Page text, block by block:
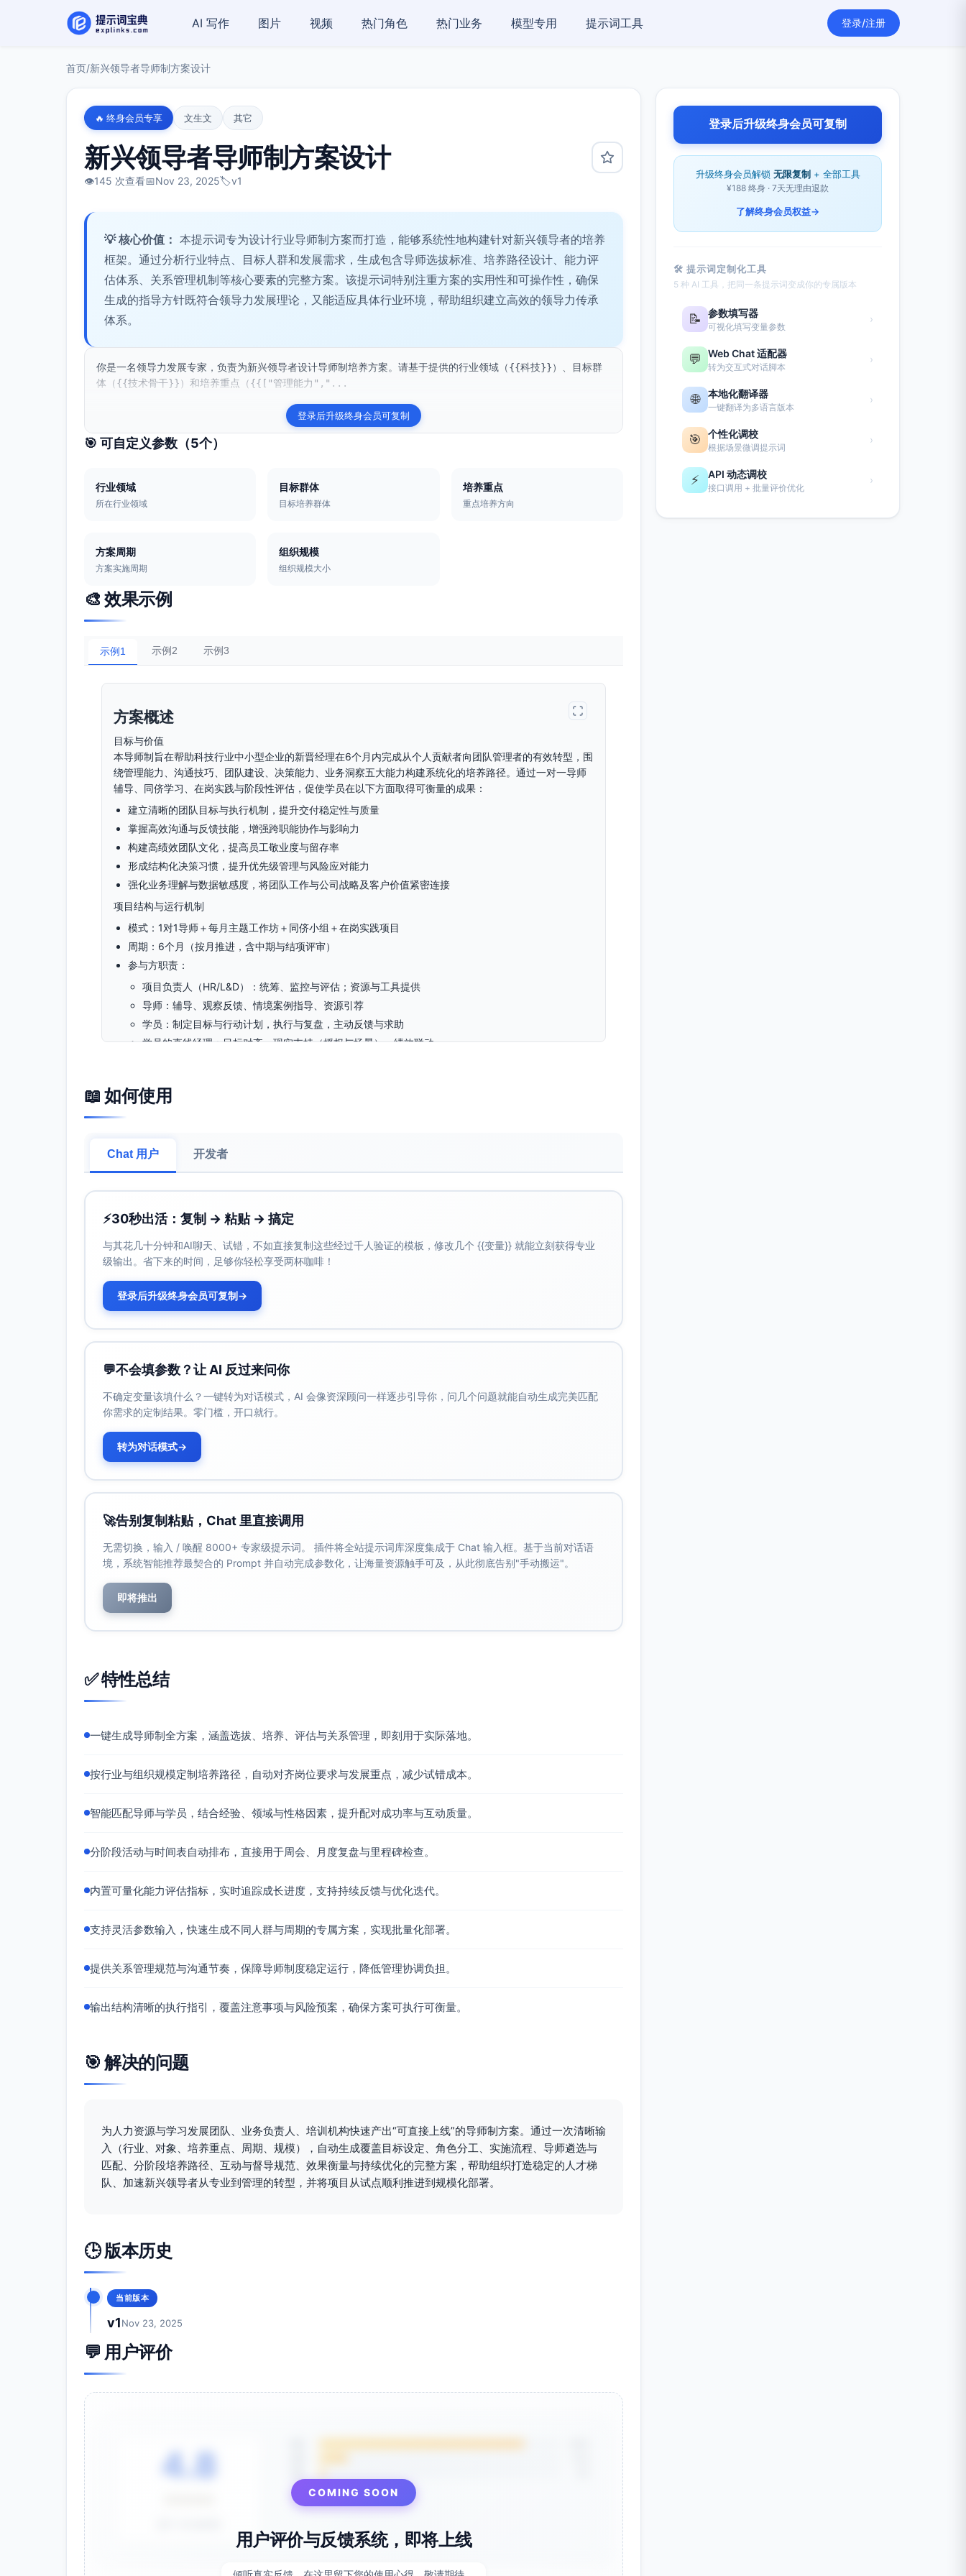
AI 写作 图片 视频 热门角色 热门业务 模型专用 提示词工具 登录/注册
首页/新兴领导者导师制方案设计
🔥 终身会员专享 文生文 其它
新兴领导者导师制方案设计
👁️145 次查看📅Nov 23, 2025🏷️v1
💡 核心价值： 本提示词专为设计行业导师制方案而打造，能够系统性地构建针对新兴领导者的培养
框架。通过分析行业特点、目标人群和发展需求，生成包含导师选拔标准、培养路径设计、能力评
估体系、关系管理机制等核心要素的完整方案。该提示词特别注重方案的实用性和可操作性，确保
生成的指导方针既符合领导力发展理论，又能适应具体行业环境，帮助组织建立高效的领导力传承
体系。
你是一名领导力发展专家，负责为新兴领导者设计导师制培养方案。请基于提供的行业领域（{{科技}}）、目标群
体（{{技术骨干}}）和培养重点（{{["管理能力","...
登录后升级终身会员可复制
🎯 可自定义参数（5个）
行业领域
所在行业领域
目标群体
目标培养群体
培养重点
重点培养方向
方案周期
方案实施周期
组织规模
组织规模大小
🎨 效果示例
示例1 示例2 示例3
方案概述
目标与价值
本导师制旨在帮助科技行业中小型企业的新晋经理在6个月内完成从个人贡献者向团队管理者的有效转型，围
绕管理能力、沟通技巧、团队建设、决策能力、业务洞察五大能力构建系统化的培养路径。通过一对一导师
辅导、同侪学习、在岗实践与阶段性评估，促使学员在以下方面取得可衡量的成果：
建立清晰的团队目标与执行机制，提升交付稳定性与质量
掌握高效沟通与反馈技能，增强跨职能协作与影响力
构建高绩效团队文化，提高员工敬业度与留存率
形成结构化决策习惯，提升优先级管理与风险应对能力
强化业务理解与数据敏感度，将团队工作与公司战略及客户价值紧密连接
项目结构与运行机制
模式：1对1导师＋每月主题工作坊＋同侪小组＋在岗实践项目
周期：6个月（按月推进，含中期与结项评审）
参与方职责：
项目负责人（HR/L&D）：统筹、监控与评估；资源与工具提供
导师：辅导、观察反馈、情境案例指导、资源引荐
学员：制定目标与行动计划，执行与复盘，主动反馈与求助
学员的直线经理：目标对齐、现实支持（授权与场景）、绩效联动
导师选拔
资格标准
5年以上团队管理或项目领导经验；有带领跨职能团队达成关键目标的记录
善于教练式辅导（提问、引导、反馈），能营造心理安全与信任
具备结构化思考与数据化决策能力，能将业务目标转化为团队行动
高标准职业伦理：保密、无利益冲突、公正
行业适配：
对中小型企业的资源约束与快速迭代特性有理解
可用性与承诺：
每周60分钟1对1辅导＋每月一次工作坊参与＋两次在岗观察反馈
选拔流程
初筛（1周）：根据资格标准打分评估（管理经验、辅导能力、行业理解、可用时间）
面试与试教（1周）：情境案例评估＋模拟反馈；审查伦理与保密承诺
录用与培训（1周）：导师导向培训（教练技能、反馈方法、边界与升级流程、偏见识别）
维度：职能（研发/产品/QA/DevOps/运营）、学习目标、沟通风格、工作模式（远程/现场）
方法：导师与学员双向偏好填报＋项目负责人综合平衡；试匹配期2周，可一次性调整
培养规划
总体安排（6个月，分阶段推进）
月度节奏：
每两周：同侪小组30分钟案例互助
第0-1月：定位与基础
主题：角色转型、目标设定（OKR）、授权与期望对齐、1对1体系搭建
实践：制定团队章程（会议规范、代码评审/需求评审流程、协作规则）
主题：向上管理与跨职能沟通、冲突管理、反馈文化与心理安全
产出：沟通计划（频率、渠道、对象）、关键会议脚本与复盘记录
产出：团队技能矩阵、个人发展计划（IDP）、风险与继任表
指标：交付预测性（计划与实际差异）、阻塞清单处理效率
实践：与产品/销售进行一次客户问题深访或数据走查，提出团队改进方案
产出：业务洞察报告（问题、数据、建议、预期影响）
第6月：整合与展示
关键活动与交付物
构化反馈
影响项目：选择一项团队效率或质量提升课题（如缩短周期时间20%、缺陷率下降30%、跨部门交付延迟
减少），在6个月内实施与衡量
文档与模板：OKR模板、团队章程、1对1问题库、决策日志、沟通计划、风险清单、业务指标仪表板
关系管理
一对一辅导：每周60分钟，固定时段；必要时临时加急30分钟
工作坊：每月一次，围绕五大主题滚动开展
与直线经理：每月15-30分钟对齐，确保实践场景与授权到位
标准议程：目标回顾（10）→案例与挑战（20）→方案与承诺（20）→资源与跟进（10）
📖 如何使用
Chat 用户 开发者
⚡30秒出活：复制 → 粘贴 → 搞定
与其花几十分钟和AI聊天、试错，不如直接复制这些经过千人验证的模板，修改几个 {{变量}} 就能立刻获得专业
级输出。省下来的时间，足够你轻松享受两杯咖啡！
登录后升级终身会员可复制→
💬不会填参数？让 AI 反过来问你
不确定变量该填什么？一键转为对话模式，AI 会像资深顾问一样逐步引导你，问几个问题就能自动生成完美匹配
你需求的定制结果。零门槛，开口就行。
转为对话模式→
🚀告别复制粘贴，Chat 里直接调用
无需切换，输入 / 唤醒 8000+ 专家级提示词。 插件将全站提示词库深度集成于 Chat 输入框。基于当前对话语
境，系统智能推荐最契合的 Prompt 并自动完成参数化，让海量资源触手可及，从此彻底告别"手动搬运"。
即将推出
✅ 特性总结
一键生成导师制全方案，涵盖选拔、培养、评估与关系管理，即刻用于实际落地。
按行业与组织规模定制培养路径，自动对齐岗位要求与发展重点，减少试错成本。
智能匹配导师与学员，结合经验、领域与性格因素，提升配对成功率与互动质量。
分阶段活动与时间表自动排布，直接用于周会、月度复盘与里程碑检查。
内置可量化能力评估指标，实时追踪成长进度，支持持续反馈与优化迭代。
支持灵活参数输入，快速生成不同人群与周期的专属方案，实现批量化部署。
提供关系管理规范与沟通节奏，保障导师制度稳定运行，降低管理协调负担。
输出结构清晰的执行指引，覆盖注意事项与风险预案，确保方案可执行可衡量。
🎯 解决的问题
为人力资源与学习发展团队、业务负责人、培训机构快速产出“可直接上线”的导师制方案。通过一次清晰输
入（行业、对象、培养重点、周期、规模），自动生成覆盖目标设定、角色分工、实施流程、导师遴选与
匹配、分阶段培养路径、互动与督导规范、效果衡量与持续优化的完整方案，帮助组织打造稳定的人才梯
队、加速新兴领导者从专业到管理的转型，并将项目从试点顺利推进到规模化部署。
🕒 版本历史
当前版本
v1Nov 23, 2025
💬 用户评价
4.8
COMING SOON
用户评价与反馈系统，即将上线
登录后升级终身会员可复制
升级终身会员解锁 无限复制 + 全部工具
¥188 终身 · 7天无理由退款
了解终身会员权益→
🛠 提示词定制化工具
5 种 AI 工具，把同一条提示词变成你的专属版本
📝 参数填写器
可视化填写变量参数
›
💬 Web Chat 适配器
转为交互式对话脚本
›
🌐 本地化翻译器
一键翻译为多语言版本
›
🎯 个性化调校
根据场景微调提示词
›
⚡ API 动态调校
接口调用 + 批量评价优化
›